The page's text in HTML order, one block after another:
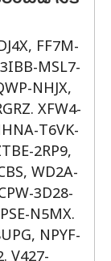
FF7M-
MSL7-
NHJX,
XFW4-
T6VK-
2RP9,
WD2A-
3D28-
N5MX.
NPYF-